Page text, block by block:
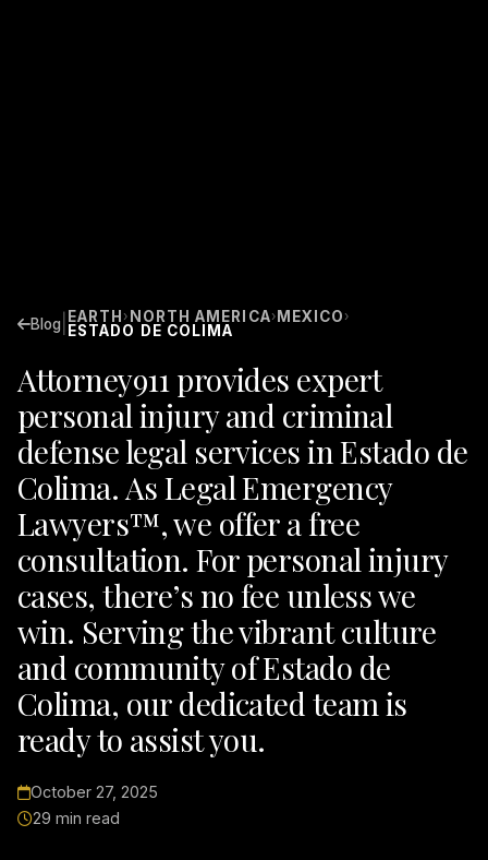
Blog EARTH › NORTH AMERICA› MEXICO ›
ESTADO DE COLIMA
Attorney911 provides expert
personal injury and criminal
defense legal services in Estado de
Colima. As Legal Emergency
Lawyers™, we offer a free
consultation. For personal injury
cases, there’s no fee unless we
win. Serving the vibrant culture
and community of Estado de
Colima, our dedicated team is
ready to assist you.
October 27, 2025
29 min read